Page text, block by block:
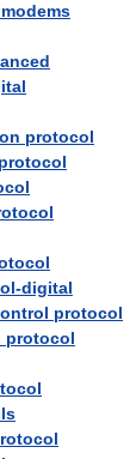
protocol
digital
protocol
protocol